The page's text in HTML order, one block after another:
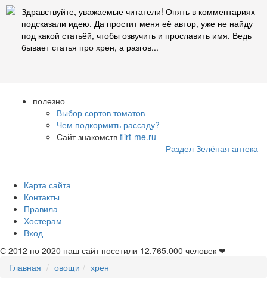
Здравствуйте, уважаемые читатели! Опять в комментариях
подсказали идею. Да простит меня её автор, уже не найду
под какой статьёй, чтобы озвучить и прославить имя. Ведь
бывает статья про хрен, а разгов...
полезно
Выбор сортов томатов
Чем подкормить рассаду?
Сайт знакомств flirt-me.ru
Раздел Зелёная аптека
Карта сайта
Контакты
Правила
Хостерам
Вход
С 2012 по 2020 наш сайт посетили 12.765.000 человек ❤
Главная
овощи хрен